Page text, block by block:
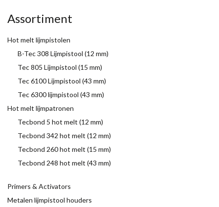
Assortiment
Hot melt lijmpistolen
B-Tec 308 Lijmpistool (12 mm)
Tec 805 Lijmpistool (15 mm)
Tec 6100 Lijmpistool (43 mm)
Tec 6300 lijmpistool (43 mm)
Hot melt lijmpatronen
Tecbond 5 hot melt (12 mm)
Tecbond 342 hot melt (12 mm)
Tecbond 260 hot melt (15 mm)
Tecbond 248 hot melt (43 mm)
Primers & Activators
Metalen lijmpistool houders